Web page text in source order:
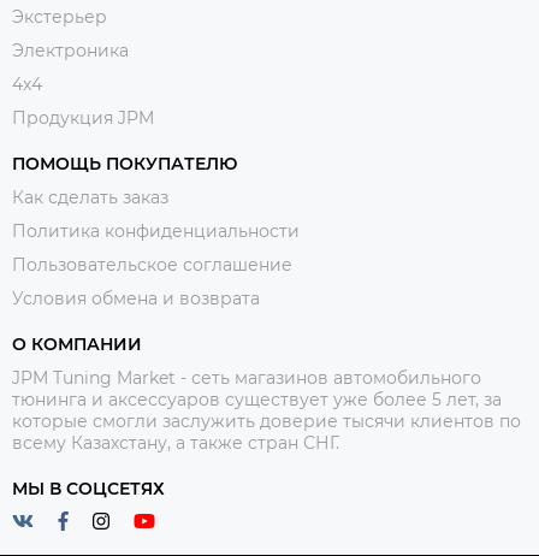
Экстерьер
Электроника
4x4
Продукция JPM
ПОМОЩЬ ПОКУПАТЕЛЮ
Как сделать заказ
Политика конфиденциальности
Пользовательское соглашение
Условия обмена и возврата
О КОМПАНИИ
JPM Tuning Market - сеть магазинов автомобильного
тюнинга и аксессуаров существует уже более 5 лет, за
которые смогли заслужить доверие тысячи клиентов по
всему Казахстану, а также стран СНГ.
МЫ В СОЦСЕТЯХ